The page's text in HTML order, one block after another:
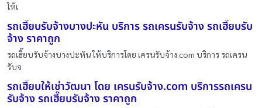
ให้เ
รถเฮี๊ยบรับจ้างบางปะหัน บริการ รถเครนรับจ้าง รถเฮี๊ยบรับ
จ้าง ราคาถูก
รถเฮี๊ยบรับจ้างบางปะหัน ให้บริการโดย เครนรับจ้าง.com บริการ รถเครน
รับจ
รถเฮี๊ยบให้เช่าวัฒนา โดย เครนรับจ้าง.com บริการรถเครน
รับจ้าง รถเฮี๊ยบรับจ้าง ราคาถูก